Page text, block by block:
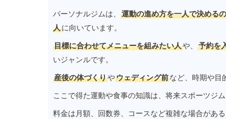
パーソナルジムは、 運動の進め方を一人で決める
人に向いています。
目標に合わせてメニューを組みたい人や、 予約を
いジャンルです。
産後の体づくりやウェディング前など、時期や目
ここで得た運動や食事の知識は、将来スポーツジ
料金は月額、回数券、コースなど複雑な場合があ